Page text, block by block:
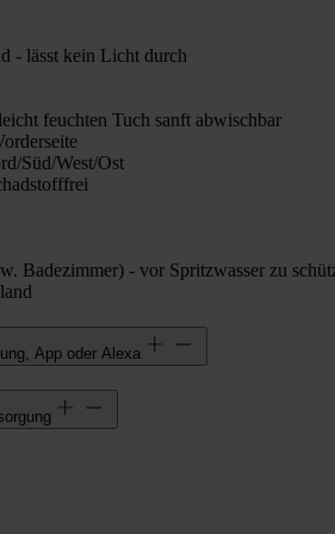
- lässt kein Licht durch
feuchten Tuch sanft abwischbar
Süd/West/Ost
Badezimmer) - vor Spritzwasser zu
App oder Alexa